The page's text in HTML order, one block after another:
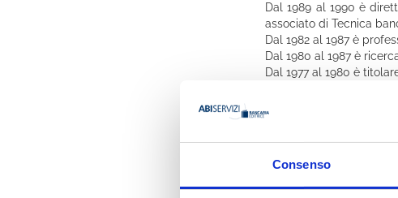
Consenso
Dal 1989 al 1990 è
associato di Tecnica
Dal 1982 al 1987 è
Dal 1980 al 1987 è
Dal 1977 al 1980 è
Docente (dal 1978)
istituzioni ed attività
Ha svolto attività di
CESCOM, Centro studi
E’ stato per oltre dieci